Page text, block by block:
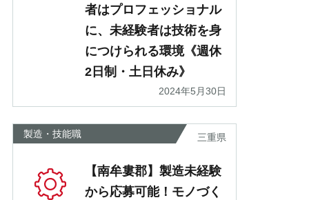
者はプロフェッショナル
に、未経験者は技術を身
につけられる環境《週休
2日制・土日休み》
2024年5月30日
製造・技能職 三重県
【南牟婁郡】製造未経験
から応募可能！モノづく